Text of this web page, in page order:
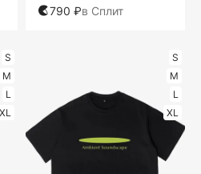
790 ₽в Сплит
S
M
L
XL
S
M
L
XL